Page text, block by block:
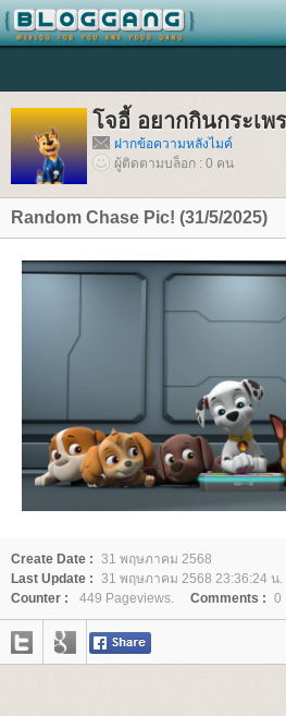
จอี้ อยากกินกระเพ
ฝากข้อความหลังไมค์
ผู้ติดตามบล็อก : 0 คน
Random Chase Pic! (31/5/2025)
Create Date : 31 พฤษภาคม 2568
Last Update : 31 พฤษภาคม 2568 23:36:24 น.
Counter :
449 Pageviews. Comments : 0